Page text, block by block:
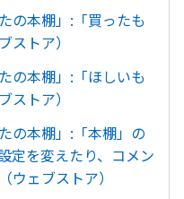
の本棚」:「買ったも
ストア）
の本棚」:「ほしいも
ストア）
の本棚」:「本棚」の
定を変えたり、コメン
ウェブストア）